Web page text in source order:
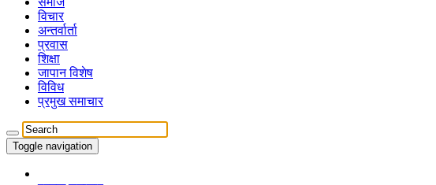
विचार
अन्तर्वार्ता
प्रवास
शिक्षा
जापान विशेष
विविध
प्रमुख समाचार
Toggle navigation